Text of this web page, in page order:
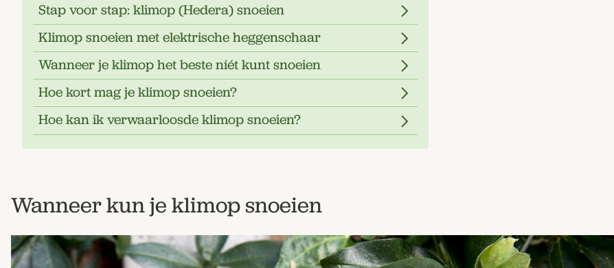
Stap voor stap: klimop (Hedera) snoeien
Klimop snoeien met elektrische heggenschaar
Wanneer je klimop het beste níét kunt snoeien
Hoe kort mag je klimop snoeien?
Hoe kan ik verwaarloosde klimop snoeien?
Wanneer kun je klimop snoeien